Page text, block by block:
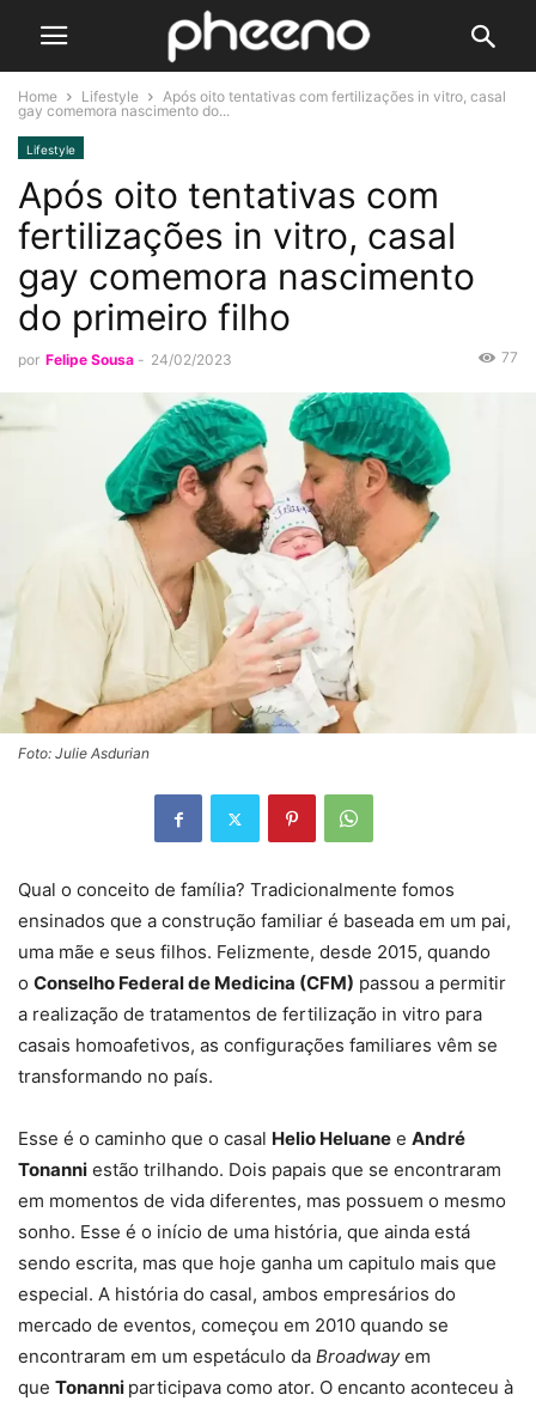
Home Lifestyle
Após oito tentativas com fertilizações in vitro, casal
gay comemora nascimento do...
Lifestyle
Após oito tentativas com
fertilizações in vitro, casal
gay comemora nascimento
do primeiro filho
por Felipe Sousa - 24/02/2023 77
Foto: Julie Asdurian
Qual o conceito de família? Tradicionalmente fomos
ensinados que a construção familiar é baseada em um pai,
uma mãe e seus filhos. Felizmente, desde 2015, quando
o Conselho Federal de Medicina (CFM) passou a permitir
a realização de tratamentos de fertilização in vitro para
casais homoafetivos, as configurações familiares vêm se
transformando no país.
Esse é o caminho que o casal Helio Heluane e André
Tonanni estão trilhando. Dois papais que se encontraram
em momentos de vida diferentes, mas possuem o mesmo
sonho. Esse é o início de uma história, que ainda está
sendo escrita, mas que hoje ganha um capitulo mais que
especial. A história do casal, ambos empresários do
mercado de eventos, começou em 2010 quando se
encontraram em um espetáculo da Broadwayem
que Tonanni participava como ator. O encanto aconteceu à